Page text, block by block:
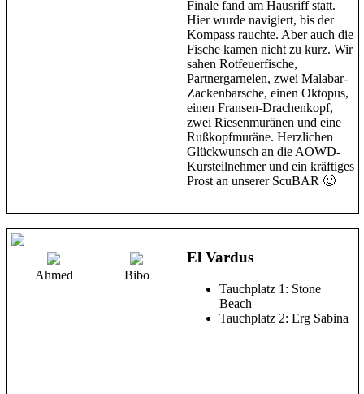
Finale fand am Hausriff statt.
Hier wurde navigiert, bis der
Kompass rauchte. Aber auch die
Fische kamen nicht zu kurz. Wir
sahen Rotfeuerfische,
Partnergarnelen, zwei Malabar-
Zackenbarsche, einen Oktopus,
einen Fransen-Drachenkopf,
zwei Riesenmuränen und eine
Rußkopfmuräne. Herzlichen
Glückwunsch an die AOWD-
Kursteilnehmer und ein kräftiges
Prost an unserer ScuBAR 🙂
Ahmed Bibo
El Vardus
Tauchplatz 1: Stone
Beach
Tauchplatz 2: Erg Sabina